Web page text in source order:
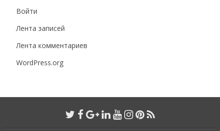
Войти
Лента записей
Лента комментариев
WordPress.org